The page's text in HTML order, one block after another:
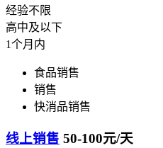
经验不限
高中及以下
1个月内
食品销售
销售
快消品销售
线上销售 50-100元/天